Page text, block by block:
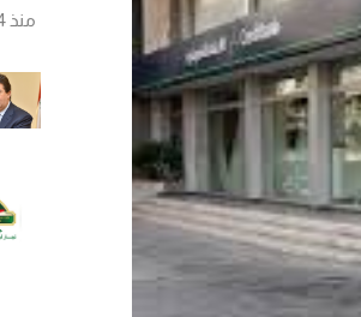
منذ 4 أيام